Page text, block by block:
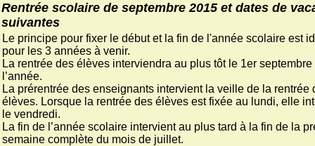
Rentrée scolaire de septembre 2015 et dates de
suivantes
Le principe pour fixer le début et la fin de l'année scolaire est
pour les 3 années à venir.
La rentrée des élèves interviendra au plus tôt le 1er septembre
l’année.
La prérentrée des enseignants intervient la veille de la rentrée
élèves. Lorsque la rentrée des élèves est fixée au lundi, elle
le vendredi.
La fin de l’année scolaire intervient au plus tard à la fin de la
semaine complète du mois de juillet.